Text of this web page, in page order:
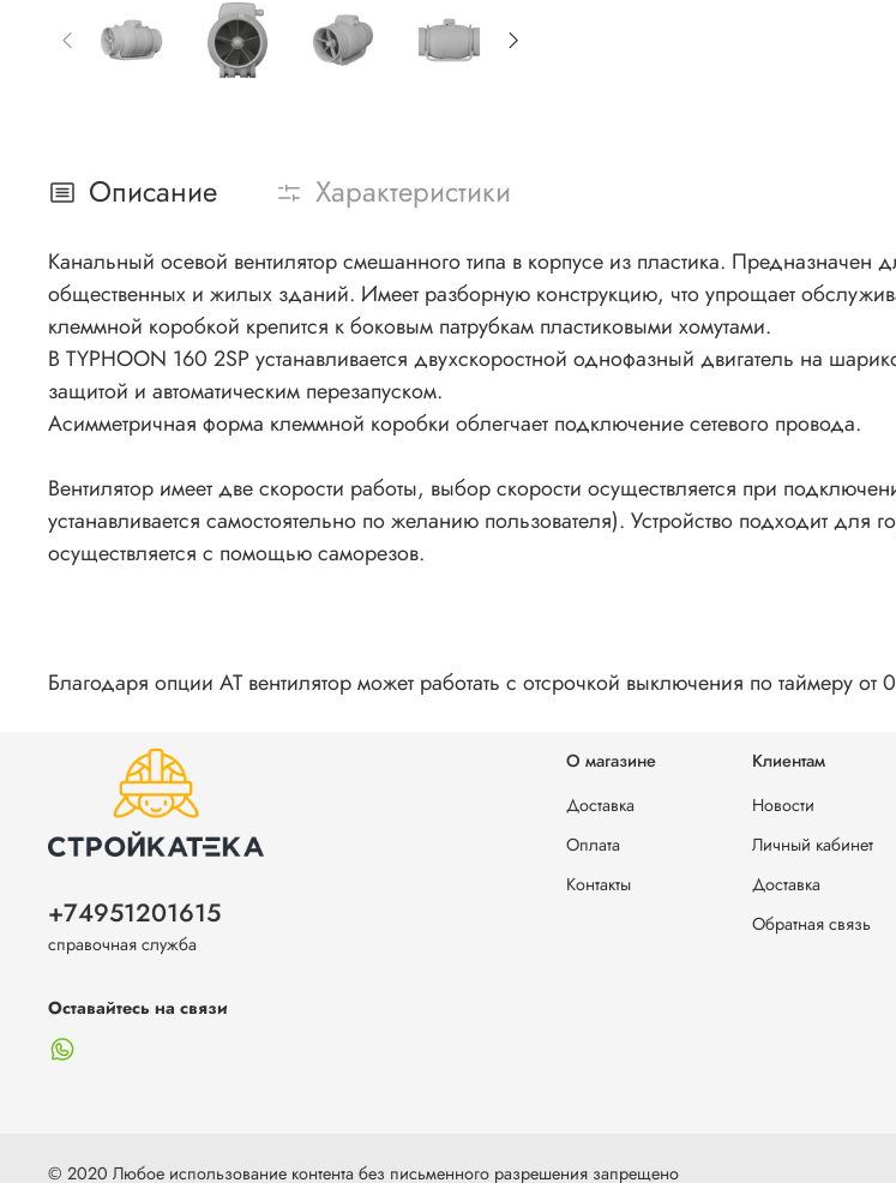
Описание Характеристики
Канальный осевой вентилятор смешанного типа в корпусе из пластика.
общественных и жилых зданий. Имеет разборную конструкцию, что упрощает
клеммной коробкой крепится к боковым патрубкам пластиковыми хомутами.
В TYPHOON 160 2SP устанавливается двухскоростной однофазный двигатель на
защитой и автоматическим перезапуском.
Асимметричная форма клеммной коробки облегчает подключение сетевого провода.
Вентилятор имеет две скорости работы, выбор скорости осуществляется при
устанавливается самостоятельно по желанию пользователя). Устройство подходит для
осуществляется с помощью саморезов.
Благодаря опции АТ вентилятор может работать с отсрочкой выключения по таймеру
О магазине
Доставка
Оплата
Контакты
Клиентам
Новости
Личный кабинет
Доставка
Обратная связь
+74951201615
справочная служба
Оставайтесь на связи
© 2020 Любое использование контента без письменного разрешения запрещено